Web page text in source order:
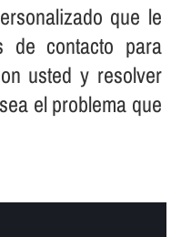
que le
de contacto para
usted y resolver
el problema que